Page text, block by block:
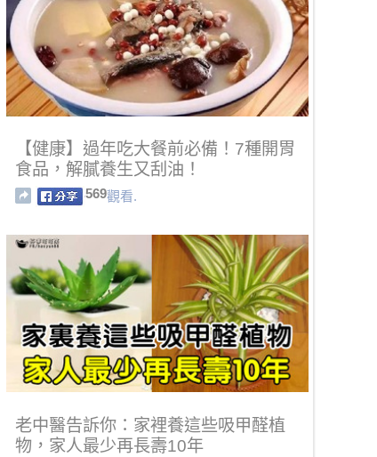
【健康】過年吃大餐前必備！7種開胃
食品，解膩養生又刮油！
569觀看.
老中醫告訴你：家裡養這些吸甲醛植
物，家人最少再長壽10年